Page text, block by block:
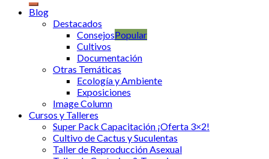
Blog
Destacados
Consejos
Cultivos
Documentación
Otras Temáticas
Ecología y Ambiente
Exposiciones
Image Column
Cursos y Talleres
Super Pack Capacitación ¡Oferta 3×2!
Cultivo de Cactus y Suculentas
Taller de Reproducción Asexual